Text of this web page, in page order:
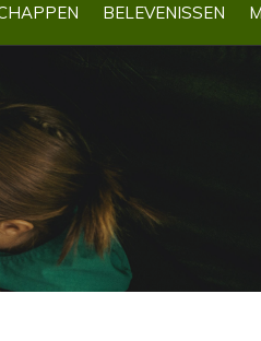
BELEVENISSEN